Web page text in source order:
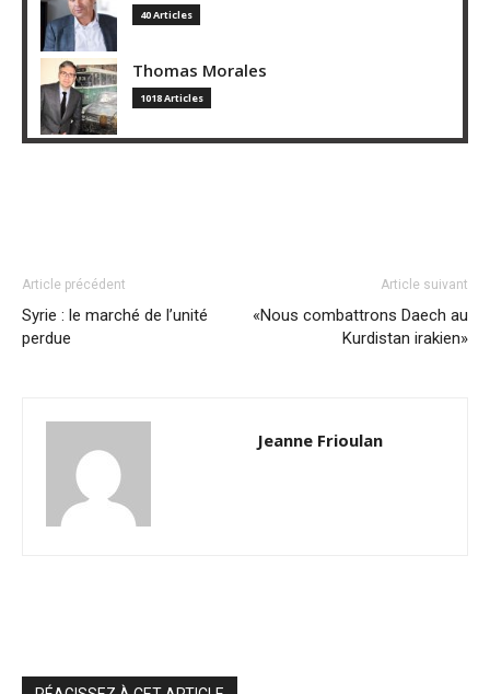
40 Articles
Thomas Morales
1018 Articles
Article précédent
Syrie : le marché de l’unité
perdue
Article suivant
«Nous combattrons Daech au
Kurdistan irakien»
Jeanne Frioulan